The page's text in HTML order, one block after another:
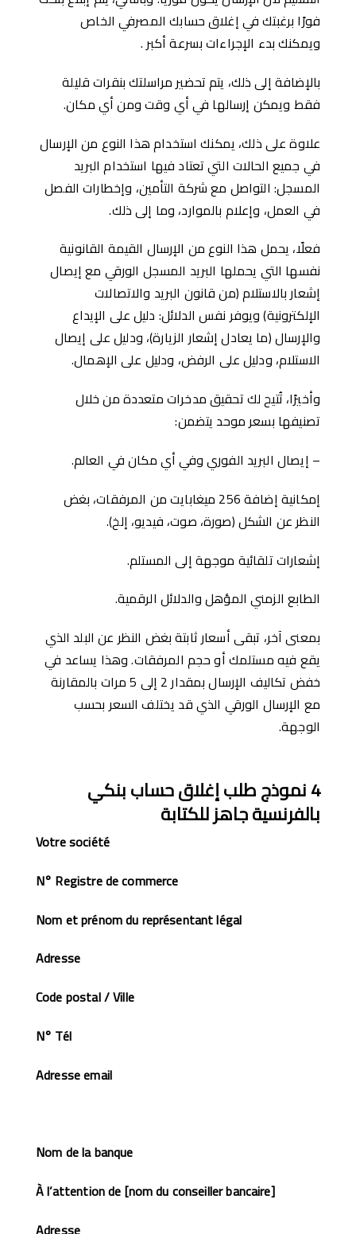
فورًا برغبتك في إغلاق حسابك المصرفي الخاص
ويمكنك بدء الإجراءات بسرعة أكبر .
بالإضافة إلى ذلك، يتم تحضير مراسلتك بنقرات قليلة
فقط ويمكن إرسالها في أي وقت ومن أي مكان.
علاوة على ذلك، يمكنك استخدام هذا النوع من الإرسال
في جميع الحالات التي تعتاد فيها استخدام البريد
المسجل: التواصل مع شركة التأمين، وإخطارات الفصل
في العمل، وإعلام بالموارد، وما إلى ذلك.
فعلًا، يحمل هذا النوع من الإرسال القيمة القانونية
نفسها التي يحملها البريد المسجل الورقي مع إيصال
إشعار بالاستلام (من قانون البريد والاتصالات
الإلكترونية) ويوفر نفس الدلائل: دليل على الإيداع
والإرسال (ما يعادل إشعار الزيارة)، ودليل على إيصال
الاستلام، ودليل على الرفض، ودليل على الإهمال.
وأخيرًا، تُتيح لك تحقيق مدخرات متعددة من خلال
تصنيفها بسعر موحد يتضمن:
– إيصال البريد الفوري وفي أي مكان في العالم.
إمكانية إضافة 256 ميغابايت من المرفقات، بغض
النظر عن الشكل (صورة، صوت، فيديو، إلخ).
إشعارات تلقائية موجهة إلى المستلم.
الطابع الزمني المؤهل والدلائل الرقمية.
بمعنى آخر، تبقى أسعار ثابتة بغض النظر عن البلد الذي
يقع فيه مستلمك أو حجم المرفقات. وهذا يساعد في
خفض تكاليف الإرسال بمقدار 2 إلى 5 مرات بالمقارنة
مع الإرسال الورقي الذي قد يختلف السعر بحسب
الوجهة.
4نموذج طلب إغلاق حساب بنكي
بالفرنسية جاهز للكتابة
Votre société
N° Registre de commerce
Nom et prénom du représentant légal
Adresse
Code postal / Ville
N° Tél
Adresse email
Nom de la banque
À l’attention de [nom du conseiller bancaire]